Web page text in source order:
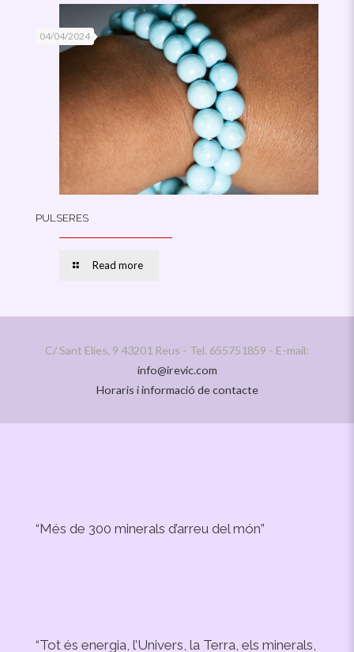
04/04/2024
PULSERES
Read more
C/ Sant Elies, 9 43201 Reus - Tel. 655751859 - E-mail:
info@irevic.com
Horaris i informació de contacte
“Més de 300 minerals d’arreu del món”
“Tot és energia, l’Univers, la Terra, els minerals,